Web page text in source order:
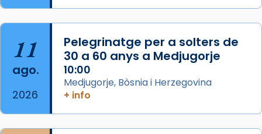
Acompanyant la història de sant Cugat, a
partir de l’Edat Mitjana sorgeix la tradició
que les santes Juliana (“relatiu a Júlia”) i
Semproniana (“relatiu a Semprònia =
eterna”) són deixebles seves. I l’any 1667, el
frare Joan Gaspar Roig, afirma en una obra
que les santes són filles de l’antiga Iluro.
Mataró en reivindicarà les relíq
11
ago.
2026
Pelegrinatge per a solters de
30 a 60 anys a Medjugorje
10:00
Medjugorje, Bòsnia i Herzegovina
+ info